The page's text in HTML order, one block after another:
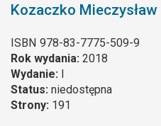
Kozaczko Mieczysław
ISBN 978-83-7775-509-9
Rok wydania: 2018
Wydanie: I
Status: niedostępna
Strony: 191